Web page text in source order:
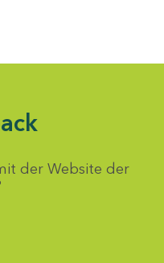
der Website der
auswählen